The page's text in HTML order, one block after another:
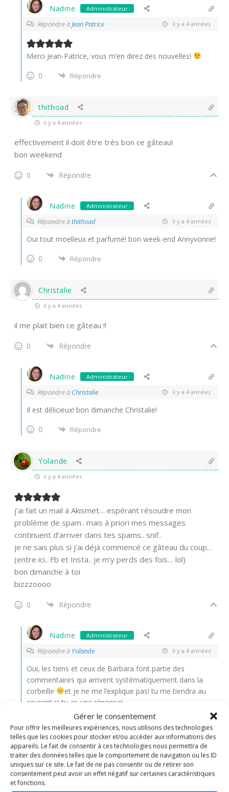
Gérer le consentement
Pour offrir les meilleures expériences, nous utilisons des technologies
telles que les cookies pour stocker et/ou accéder aux informations des
appareils. Le fait de consentir à ces technologies nous permettra de
traiter des données telles que le comportement de navigation ou les ID
uniques sur ce site. Le fait de ne pas consentir ou de retirer son
consentement peut avoir un effet négatif sur certaines caractéristiques
et fonctions.
Nadine Administrateur
Répondre àJean Patrice il y a 4 années
Merci Jean-Patrice, vous m’en direz des nouvelles!
0
Répondre
thithoad
il y a 4 années
effectivement il doit être très bon ce gâteau!
bon weekend
0 Répondre
Nadine Administrateur
Répondre àthithoad il y a 4 années
Oui tout moelleux et parfumé! bon week-end Annyvonne!
0
Répondre
Christalie
il y a 4 années
il me plait bien ce gâteau !!
0 Répondre
Nadine Administrateur
Répondre à Christalie il y a 4 années
Il est délicieux! bon dimanche Christalie!
0
Répondre
Yolande
il y a 4 années
j’ai fait un mail à Akismet… espérant résoudre mon
problème de spam.. mais à priori mes messages
continuent d’arriver dans tes spams.. snif..
je ne sais plus si j’ai déjà commencé ce gâteau du coup…
(entre ici.. Fb et Insta.. je m’y perds des fois… lol)
bon dimanche à toi
bizzzoooo
0 Répondre
Nadine Administrateur
Répondre à Yolande il y a 4 années
Oui, les tiens et ceux de Barbara font partie des
commentaires qui arrivent systématiquement dans la
corbeille
et je ne me l’explique pas! tu me tiendra au
courant si tu as une réponse!
Bisous ma belle et bon dimanche!
0
Répondre
Barbara
Répondre àNadine il y a 4 années